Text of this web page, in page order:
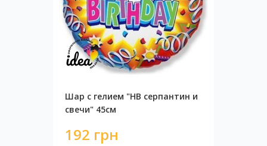
Шар с гелием "HB серпантин и
свечи" 45см
192 грн